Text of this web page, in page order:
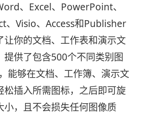
、Excel、PowerPoint、
Visio、Access和Publisher
让你的文档、工作表和演示文
提供了包含500个不同类别图
能够在文档、工作簿、演示文
松插入所需图标，之后即可旋
小，且不会损失任何图像质